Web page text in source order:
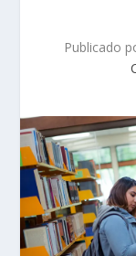
Publicado